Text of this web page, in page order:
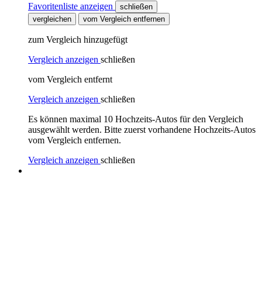
Favoritenliste anzeigen
schließen
vergleichen
vom Vergleich entfernen
zum Vergleich hinzugefügt
Vergleich anzeigen schließen
vom Vergleich entfernt
Vergleich anzeigen schließen
Es können maximal 10 Hochzeits-Autos für den Vergleich
ausgewählt werden. Bitte zuerst vorhandene Hochzeits-Autos
vom Vergleich entfernen.
Vergleich anzeigen schließen